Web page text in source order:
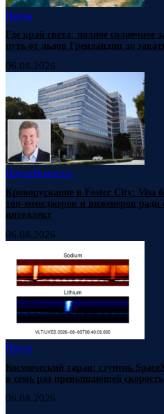
Наука
Где край света: полное солнечное
путь от льдов Гренландии до
06.08.2026
НаукаНовости
Кровопускание в Foster City: Visa
топ-менеджеров и инженеров ради
интеллект
06.08.2026
Наука
Космический таран: ступень
в семь раз превышающей скорость
06.08.2026